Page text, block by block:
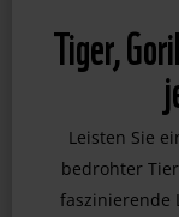
Tiger,
Leisten Sie
bedrohter